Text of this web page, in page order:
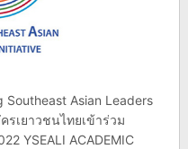
Asian Leaders
รเยาวชนไทยเข้าร่วม
YSEALI ACADEMIC